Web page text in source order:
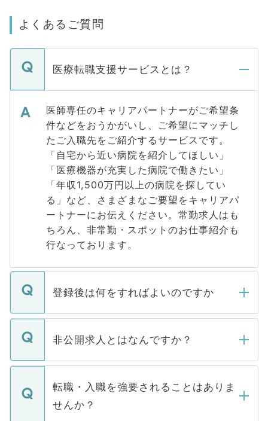
よくあるご質問
医療転職支援サービスとは？
医師専任のキャリアパートナーがご希望条
件などをおうかがいし、ご希望にマッチし
たご入職先をご紹介するサービスです。
「自宅から近い病院を紹介してほしい」
「医療機器が充実した病院で働きたい」
「年収1,500万円以上の病院を探してい
る」など、さまざまなご要望をキャリアパ
ートナーにお伝えください。常勤求人はも
ちろん、非常勤・スポットのお仕事紹介も
行なっております。
登録後は何をすればよいのですか
ご登録いただきましたら、弊社担当者がご
登録内容を確認し、その後メールもしくは
ます。通常、5営業日以内にはご連絡をせて
いただきますので、しばらくお待ちくださ
非公開求人とはなんですか？
マイナビDOCTORで取り扱っている求人の
うち約3割は、Webサイトからご覧いただ
けない「非公開求人」です。非公開求人は
下記の理由によって、一般には公開してい
転職・入職を強要されることはありま
せんか？